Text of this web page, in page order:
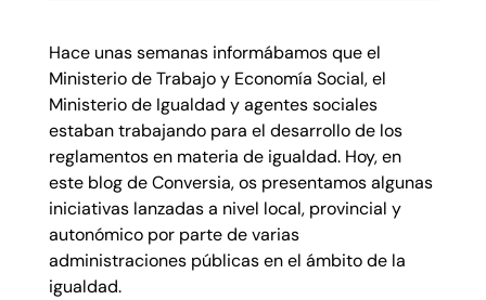
Hace unas semanas informábamos que el
Ministerio de Trabajo y Economía Social, el
Ministerio de Igualdad y agentes sociales
estaban trabajando para el desarrollo de los
reglamentos en materia de igualdad. Hoy, en
este blog de Conversia, os presentamos algunas
iniciativas lanzadas a nivel local, provincial y
autonómico por parte de varias
administraciones públicas en el ámbito de la
igualdad.